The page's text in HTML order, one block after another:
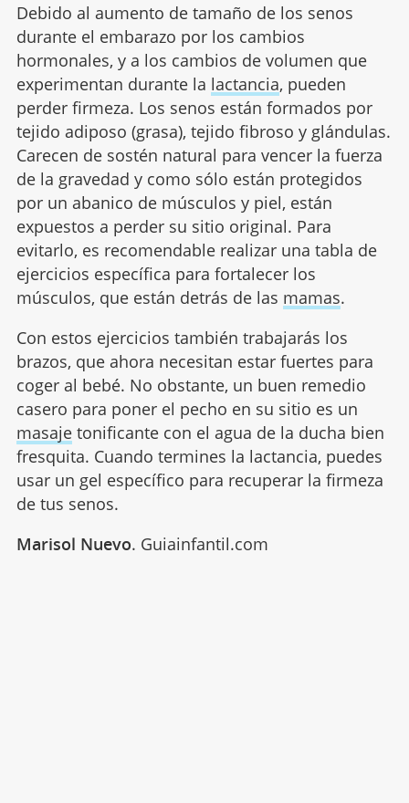
Debido al aumento de tamaño de los senos
durante el embarazo por los cambios
hormonales, y a los cambios de volumen que
experimentan durante la lactancia, pueden
perder firmeza. Los senos están formados por
tejido adiposo (grasa), tejido fibroso y glándulas.
Carecen de sostén natural para vencer la fuerza
de la gravedad y como sólo están protegidos
por un abanico de músculos y piel, están
expuestos a perder su sitio original. Para
evitarlo, es recomendable realizar una tabla de
ejercicios específica para fortalecer los
músculos, que están detrás de las mamas.
Con estos ejercicios también trabajarás los
brazos, que ahora necesitan estar fuertes para
coger al bebé. No obstante, un buen remedio
casero para poner el pecho en su sitio es un
masajetonificante con el agua de la ducha bien
fresquita. Cuando termines la lactancia, puedes
usar un gel específico para recuperar la firmeza
de tus senos.
Marisol Nuevo. Guiainfantil.com